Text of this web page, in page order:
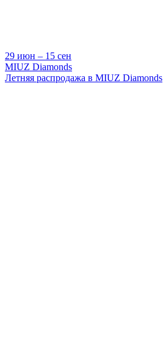
29 июн ‒ 15 сен
MIUZ Diamonds
Летняя распродажа в MIUZ Diamonds